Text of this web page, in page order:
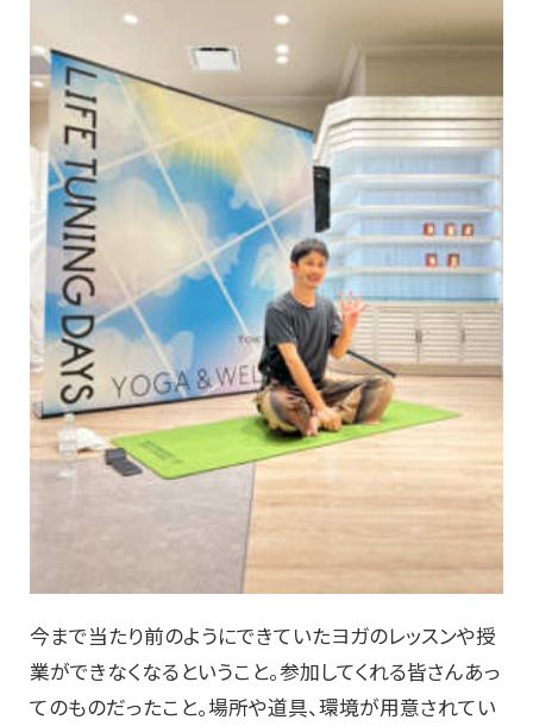
今まで当たり前のようにできていたヨガのレッスンや授
業ができなくなるということ。参加してくれる皆さんあっ
てのものだったこと。場所や道具、環境が用意されてい